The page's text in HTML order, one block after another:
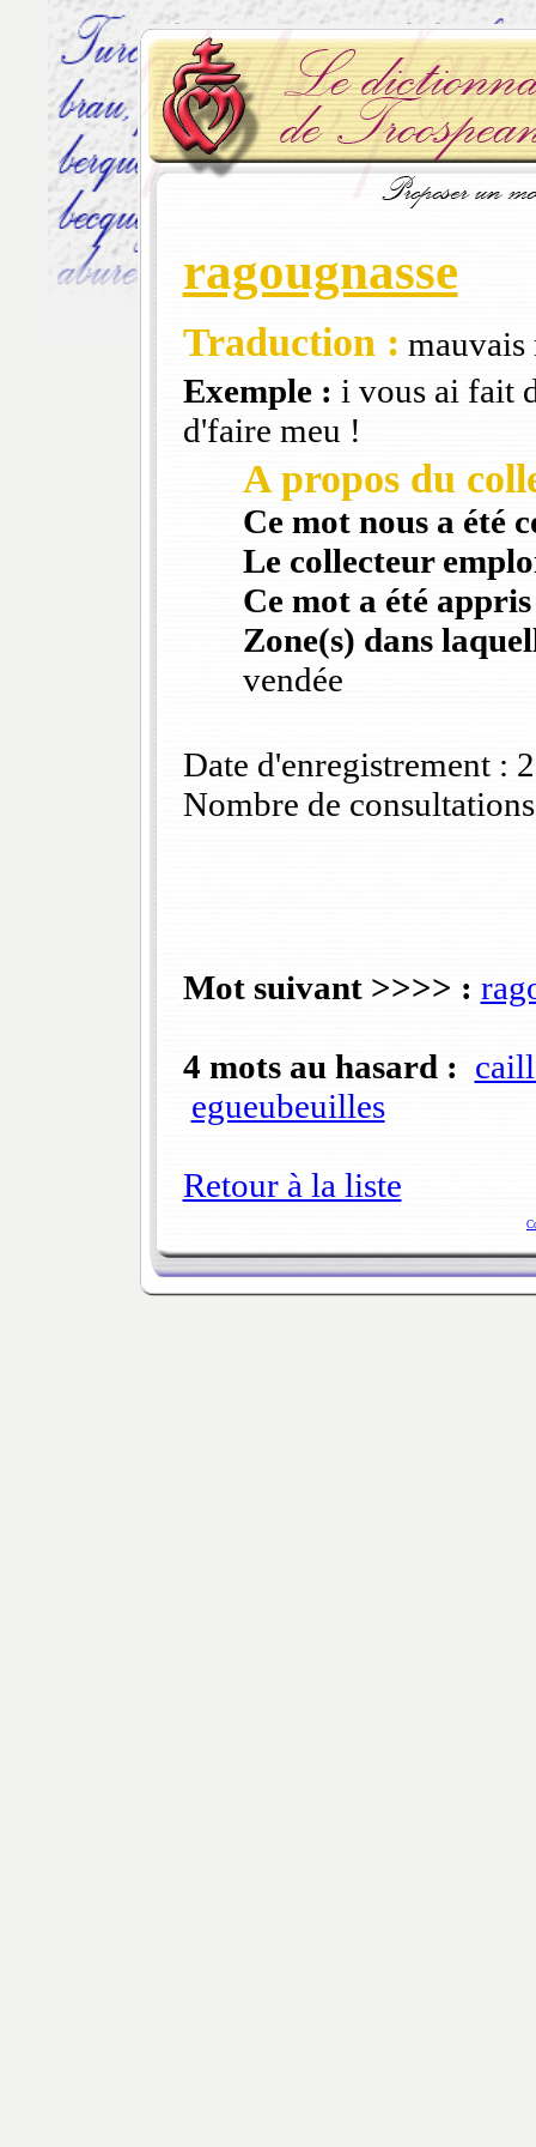
ragougnasse
Traduction : mauvais
Exemple : i vous ai fait
d'faire meu !
A propos du
Ce mot nous a été
Le collecteur
Ce mot a été
Zone(s) dans
vendée
Date d'enregistrement :
Nombre de
Mot suivant >>>> :
4 mots au hasard :
egueubeuilles
Retour à la liste